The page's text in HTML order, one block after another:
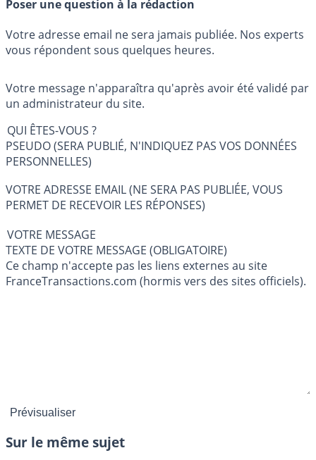
Poser une question à la rédaction
Votre adresse email ne sera jamais publiée. Nos experts
vous répondent sous quelques heures.
Votre message n'apparaîtra qu'après avoir été validé par
un administrateur du site.
QUI ÊTES-VOUS ?
PSEUDO (SERA PUBLIÉ, N'INDIQUEZ PAS VOS DONNÉES
PERSONNELLES)
VOTRE ADRESSE EMAIL (NE SERA PAS PUBLIÉE, VOUS
PERMET DE RECEVOIR LES RÉPONSES)
VOTRE MESSAGE
TEXTE DE VOTRE MESSAGE (OBLIGATOIRE)
Ce champ n'accepte pas les liens externes au site
FranceTransactions.com (hormis vers des sites officiels).